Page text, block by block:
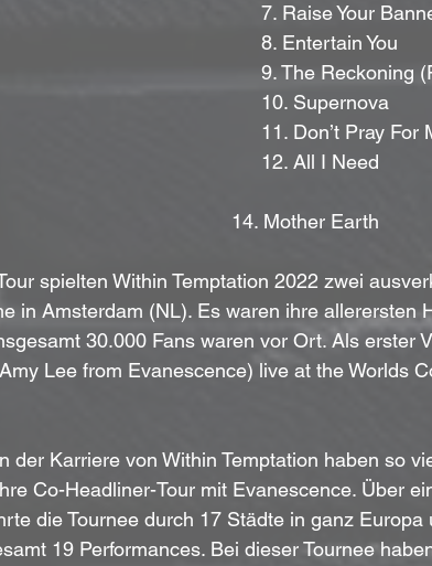
7. Raise Your
8. Entertain You
9. The Reckoning
11. Don’t Pray For
12. All I Need
											14. Mother Earth
spielten Within Temptation 2022 zwei
in Amsterdam (NL). Es waren ihre allerersten
30.000 Fans waren vor Ort. Als erster
Lee from Evanescence) live at the Worlds
der Karriere von Within Temptation haben so
Co-Headliner-Tour mit Evanescence. Über
die Tournee durch 17 Städte in ganz Europa
19 Performances. Bei dieser Tournee